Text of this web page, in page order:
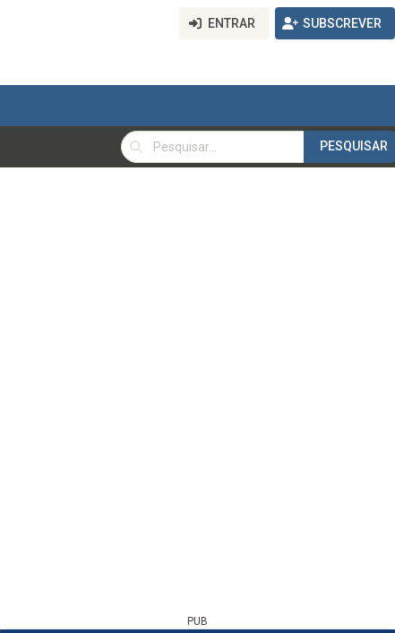
ENTRAR SUBSCREVER
PESQUISAR
PESQUISAR
PUB